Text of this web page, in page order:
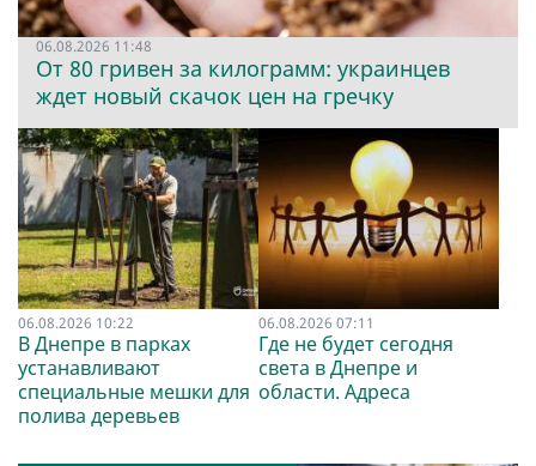
06.08.2026 11:48
От 80 гривен за килограмм: украинцев
ждет новый скачок цен на гречку
06.08.2026 10:22
В Днепре в парках
устанавливают
специальные мешки для
полива деревьев
06.08.2026 07:11
Где не будет сегодня
света в Днепре и
области. Адреса